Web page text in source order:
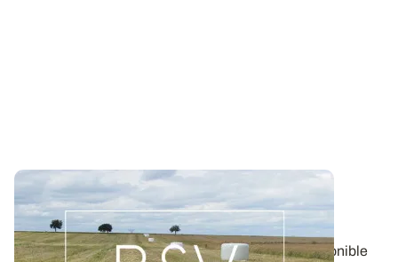
Bulletin de santé du Végétal - Lorraine :
Pommes de terre
Aujourd'hui, le BSV Pommes de terre n°16 est disponible